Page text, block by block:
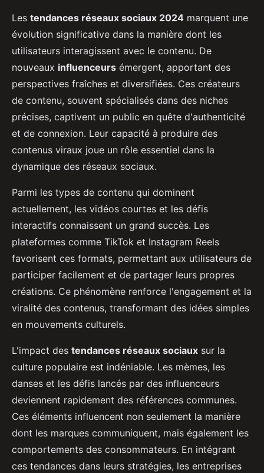
Les tendances réseaux sociaux 2024 marquent une
évolution significative dans la manière dont les
utilisateurs interagissent avec le contenu. De
nouveaux influenceurs émergent, apportant des
perspectives fraîches et diversifiées. Ces créateurs
de contenu, souvent spécialisés dans des niches
précises, captivent un public en quête d'authenticité
et de connexion. Leur capacité à produire des
contenus viraux joue un rôle essentiel dans la
dynamique des réseaux sociaux.
Parmi les types de contenu qui dominent
actuellement, les vidéos courtes et les défis
interactifs connaissent un grand succès. Les
plateformes comme TikTok et Instagram Reels
favorisent ces formats, permettant aux utilisateurs de
participer facilement et de partager leurs propres
créations. Ce phénomène renforce l'engagement et la
viralité des contenus, transformant des idées simples
en mouvements culturels.
L'impact des tendances réseaux sociaux sur la
culture populaire est indéniable. Les mèmes, les
danses et les défis lancés par des influenceurs
deviennent rapidement des références communes.
Ces éléments influencent non seulement la manière
dont les marques communiquent, mais également les
comportements des consommateurs. En intégrant
ces tendances dans leurs stratégies, les entreprises